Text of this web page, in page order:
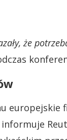
że
europejskie